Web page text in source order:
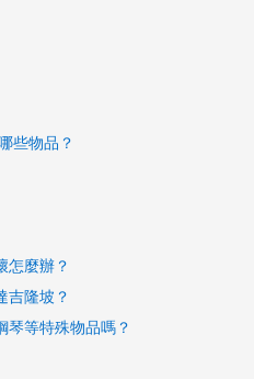
些物品？
怎麼辦？
吉隆坡？
琴等特殊物品嗎？